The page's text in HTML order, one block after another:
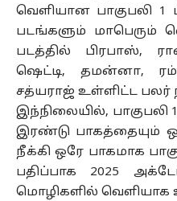
வெளியான பாகுபலி 1
படங்களும் மாபெரும்
படத்தில் பிரபாஸ்,
ஷெட்டி, தமன்னா,
சத்யராஜ் உள்ளிட்ட பலர்
இந்நிலையில், பாகுபலி
இரண்டு பாகத்தையும்
நீக்கி ஒரே பாகமாக
பதிப்பாக 2025
மொழிகளில் வெளியாக